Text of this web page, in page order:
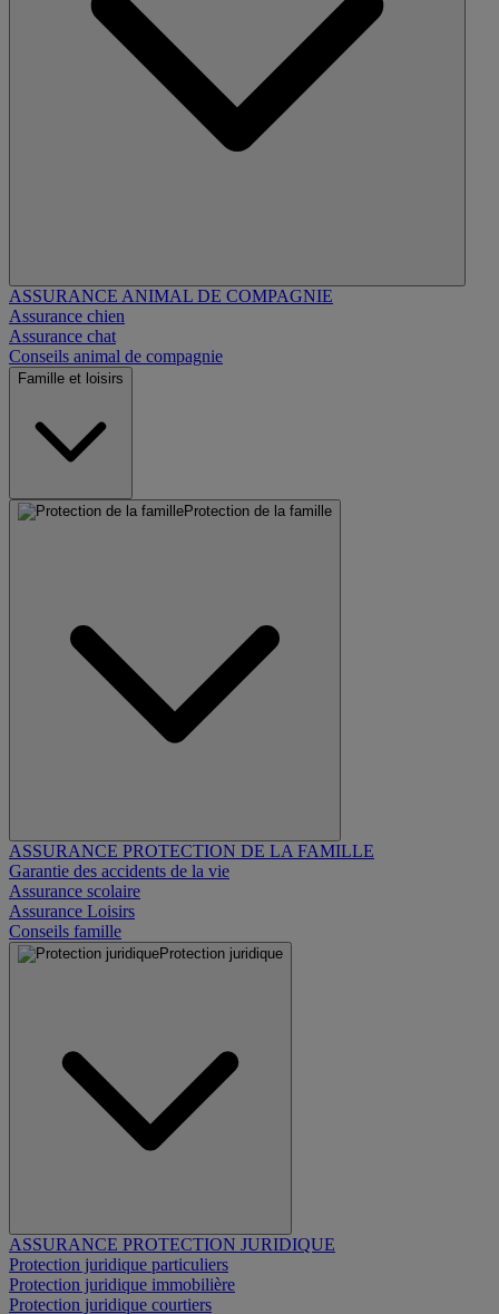
ASSURANCE ANIMAL DE COMPAGNIE
Assurance chien
Assurance chat
Conseils animal de compagnie
Famille et loisirs
Protection de la famille
ASSURANCE PROTECTION DE LA FAMILLE
Garantie des accidents de la vie
Assurance scolaire
Assurance Loisirs
Conseils famille
Protection juridique
ASSURANCE PROTECTION JURIDIQUE
Protection juridique particuliers
Protection juridique immobilière
Protection juridique courtiers